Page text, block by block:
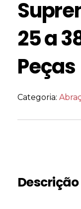
25 a
Peças
Categoria:
Descrição